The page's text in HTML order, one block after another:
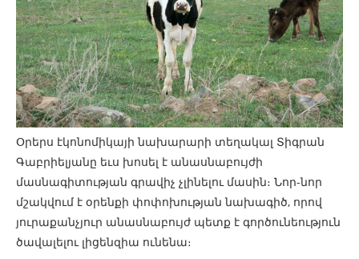
Օրերս էկոնոմիկայի նախարարի տեղակալ Տիգրան
Գաբրիելյանը եւս խոսել է անասնաբույժի
մասնագիտության գրավիչ չլինելու մասին։ Նոր-նոր
մշակվում է օրենքի փոփոխության նախագիծ, որով
յուրաքանչյուր անասնաբույժ պետք է գործունեություն
ծավալելու լիցենզիա ունենա։